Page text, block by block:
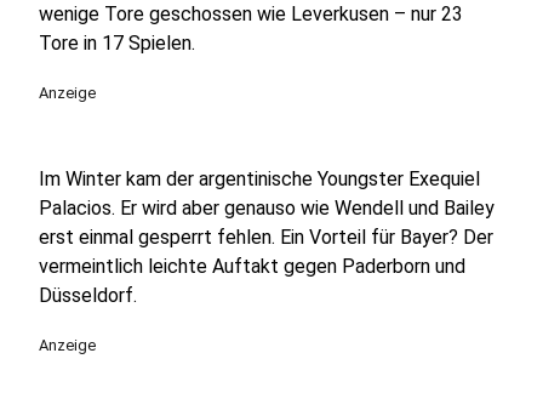
wenige Tore geschossen wie Leverkusen – nur 23
Tore in 17 Spielen.
Anzeige
Im Winter kam der argentinische Youngster Exequiel
Palacios. Er wird aber genauso wie Wendell und Bailey
erst einmal gesperrt fehlen. Ein Vorteil für Bayer? Der
vermeintlich leichte Auftakt gegen Paderborn und
Düsseldorf.
Anzeige